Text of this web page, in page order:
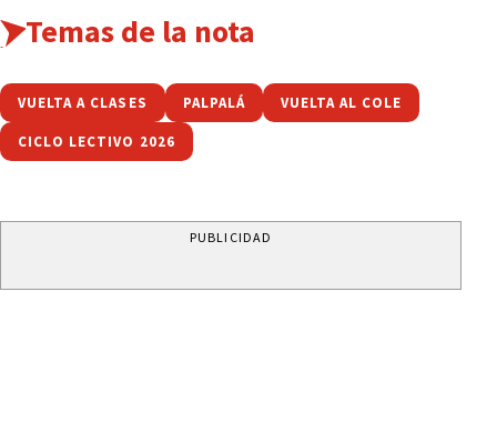
Temas de la nota
VUELTA A CLASES PALPALÁ VUELTA AL COLE
CICLO LECTIVO 2026
PUBLICIDAD